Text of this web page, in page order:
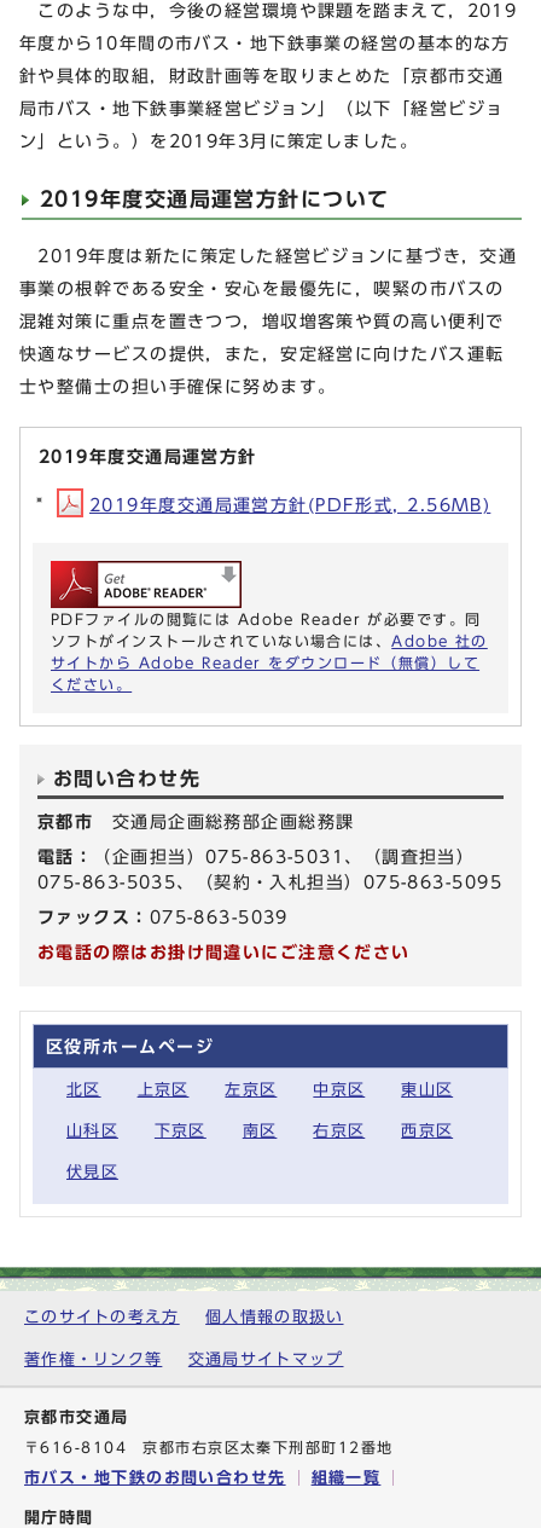
このような中，今後の経営環境や課題を踏まえて，2019
年度から10年間の市バス・地下鉄事業の経営の基本的な方
針や具体的取組，財政計画等を取りまとめた「京都市交通
局市バス・地下鉄事業経営ビジョン」（以下「経営ビジョ
ン」という。）を2019年3月に策定しました。
2019年度交通局運営方針について
2019年度は新たに策定した経営ビジョンに基づき，交通
事業の根幹である安全・安心を最優先に，喫緊の市バスの
混雑対策に重点を置きつつ，増収増客策や質の高い便利で
快適なサービスの提供，また，安定経営に向けたバス運転
士や整備士の担い手確保に努めます。
2019年度交通局運営方針
2019年度交通局運営方針(PDF形式, 2.56MB)
PDFファイルの閲覧には Adobe Reader が必要です。同
ソフトがインストールされていない場合には、 Adobe 社の
サイトから Adobe Reader をダウンロード（無償）して
ください。
お問い合わせ先
京都市 交通局企画総務部企画総務課
電話：
（企画担当）075-863-5031、（調査担当）
075-863-5035、（契約・入札担当）075-863-5095
ファックス： 075-863-5039
お電話の際はお掛け間違いにご注意ください
区役所ホームページ
北区 上京区 左京区 中京区 東山区
山科区 下京区 南区 右京区 西京区
伏見区
このサイトの考え方 個人情報の取扱い
著作権・リンク等 交通局サイトマップ
京都市交通局
〒616-8104 京都市右京区太秦下刑部町12番地
市バス・地下鉄のお問い合わせ先 組織一覧
開庁時間